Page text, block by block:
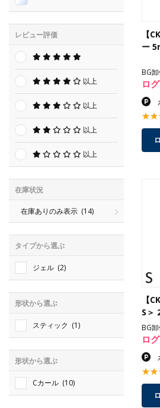
レビュー評価
以上
以上
以上
以上
在庫状況
在庫ありのみ表示 (14)
タイプから選ぶ
ジェル (2)
形状から選ぶ
スティック (1)
形状から選ぶ
Cカール (10)
【
ー
BG
ロ
【
S＞
BG
ロ